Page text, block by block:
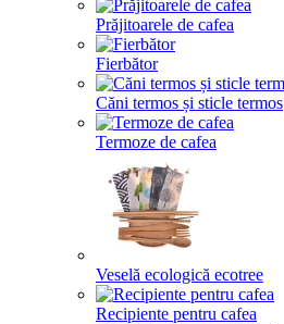
Prăjitoarele de cafea
Fierbător
Căni termos și sticle termos
Termoze de cafea
Veselă ecologică ecotree
Recipiente pentru cafea